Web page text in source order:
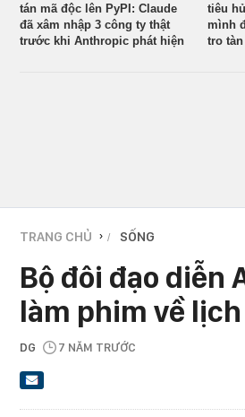
tán mã độc lên PyPI: Claude
đã xâm nhập 3 công ty thật
trước khi Anthropic phát hiện
tiêu
mình
tro
TRANG CHỦ › SỐNG
Bộ đôi đạo diễn
làm phim về
DG 7 NĂM TRƯỚC